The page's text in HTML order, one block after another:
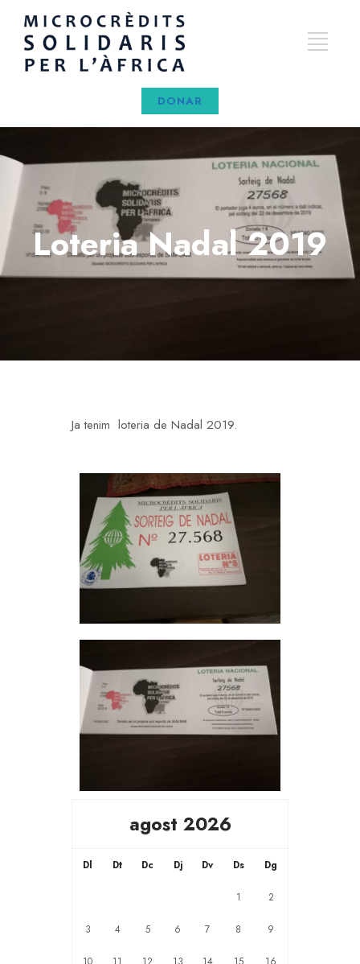
DONAR
Loteria Nadal 2019
Ja tenim loteria de Nadal 2019.
agost 2026
Dl Dt Dc Dj Dv Ds Dg
1 2
3 4 5 6 7 8 9